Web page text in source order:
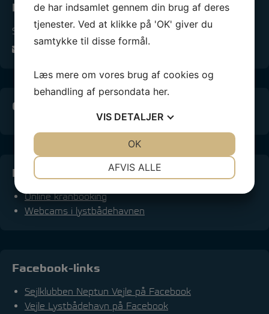
Kontakt os
Sejlklubben Neptun Vejle
info@snv.dk
Conventus medlems-login
Info Vejle Lystbådehavn
Online kranbooking
Webcams i lystbådehavnen
Facebook-links
Sejlklubben Neptun Vejle på Facebook
Vejle Lystbådehavn på Facebook
de har indsamlet gennem din brug af deres
tjenester. Ved at klikke på 'OK' giver du
samtykke til disse formål.
Læs mere om vores brug af cookies og
behandling af persondata her.
VIS DETALJER
MARKETING
AFVIS ALLE
OK